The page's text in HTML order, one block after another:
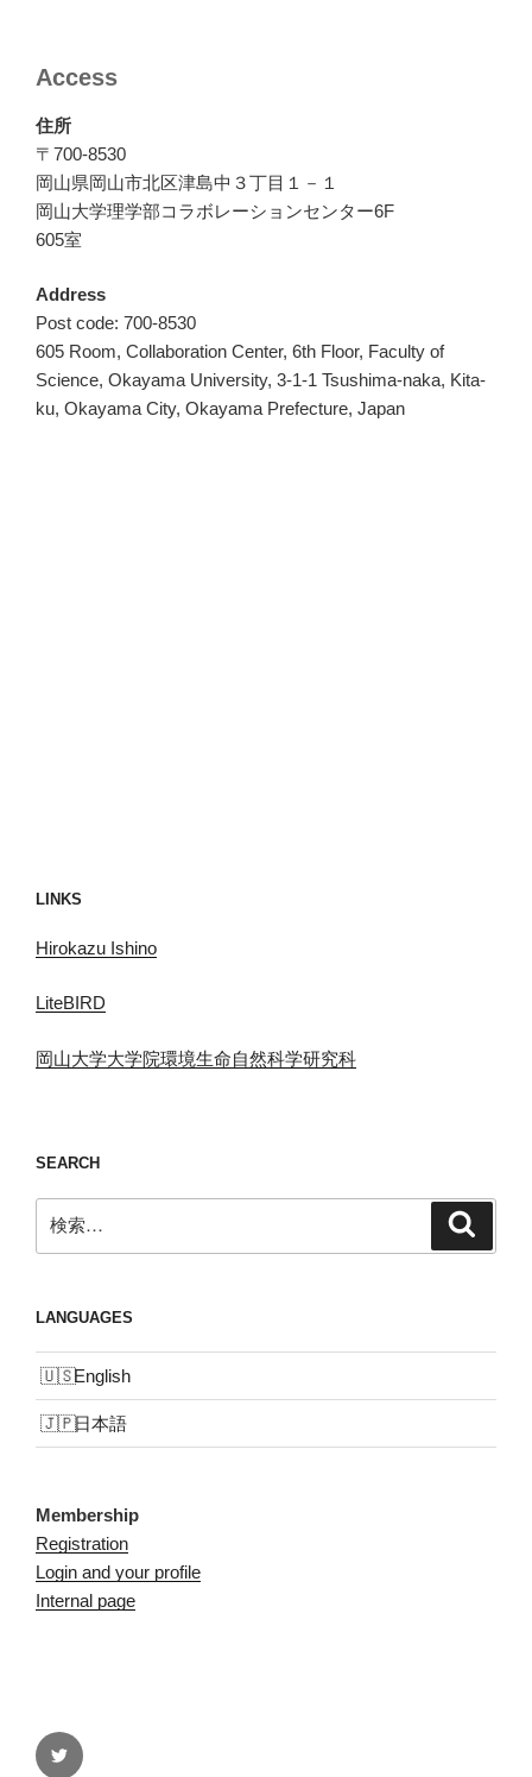
Access
住所
〒700-8530
岡山県岡山市北区津島中３丁目１－１
岡山大学理学部コラボレーションセンター6F
605室
Address
Post code: 700-8530
605 Room, Collaboration Center, 6th Floor, Faculty of
Science, Okayama University, 3-1-1 Tsushima-naka, Kita-
ku, Okayama City, Okayama Prefecture, Japan
LINKS
Hirokazu Ishino
LiteBIRD
岡山大学大学院環境生命自然科学研究科
SEARCH
索:
LANGUAGES
English
日本語
Membership
Registration
Login and your profile
Internal page
Twitter